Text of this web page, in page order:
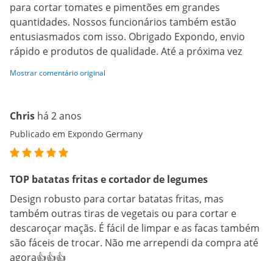
para cortar tomates e pimentões em grandes
quantidades. Nossos funcionários também estão
entusiasmados com isso. Obrigado Expondo, envio
rápido e produtos de qualidade. Até a próxima vez
Mostrar comentário original
Chris há 2 anos
Publicado em Expondo Germany
TOP batatas fritas e cortador de legumes
Design robusto para cortar batatas fritas, mas
também outras tiras de vegetais ou para cortar e
descaroçar maçãs. É fácil de limpar e as facas também
são fáceis de trocar. Não me arrependi da compra até
agora👍👍👍